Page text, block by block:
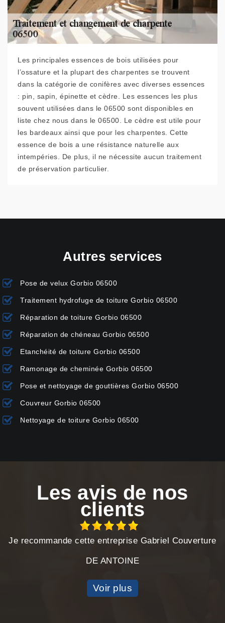
Les principales essences de bois utilisées pour
l’ossature et la plupart des charpentes se trouvent
dans la catégorie de conifères avec diverses essences
: pin, sapin, épinette et cèdre. Les essences les plus
souvent utilisées dans le 06500 sont disponibles en
liste chez nous dans le 06500. Le cèdre est utile pour
les bardeaux ainsi que pour les charpentes. Cette
essence de bois a une résistance naturelle aux
intempéries. De plus, il ne nécessite aucun traitement
de préservation particulier.
Autres services
Pose de velux Gorbio 06500
Traitement hydrofuge de toiture Gorbio 06500
Réparation de toiture Gorbio 06500
Réparation de chéneau Gorbio 06500
Etanchéité de toiture Gorbio 06500
Ramonage de cheminée Gorbio 06500
Pose et nettoyage de gouttières Gorbio 06500
Couvreur Gorbio 06500
Nettoyage de toiture Gorbio 06500
Les avis de nos
clients
Je recommande cette entreprise Gabriel Couverture
DE ANTOINE
Voir plus